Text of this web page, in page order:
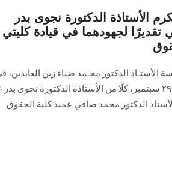
الدكتورة نجوى بدر
تقديرًا لجهودهما في قيادة كليتي
الدكتور محـمد ضياء زين العابدين،
جلسته المنعقدة أمس الاثنين الموافق ٢٩ سبتمبر، كلًا من الأستاذة الدكتورة نجوى
الدكتور محمد صافي عميد كلية الحقوق